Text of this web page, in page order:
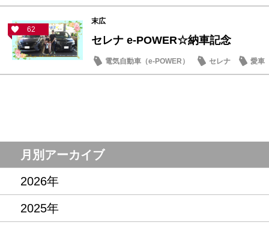
62
末広
セレナ e-POWER☆納車記念
電気自動車（e-POWER） セレナ 愛車
月別アーカイブ
2026年
2025年